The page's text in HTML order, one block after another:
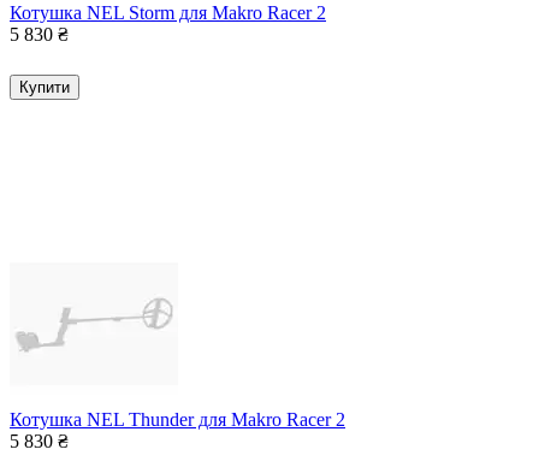
Котушка NEL Storm для Makro Racer 2
5 830 ₴
Купити
Котушка NEL Thunder для Makro Racer 2
5 830 ₴